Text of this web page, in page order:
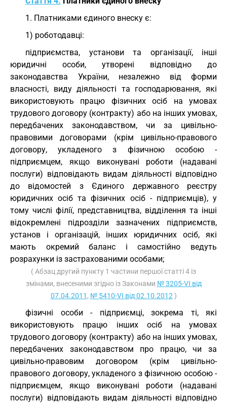
1. Платниками єдиного внеску є:
1) роботодавці:
підприємства, установи та організації, інші
юридичні особи, утворені відповідно до
законодавства України, незалежно від форми
власності, виду діяльності та господарювання, які
використовують працю фізичних осіб на умовах
трудового договору (контракту) або на інших умовах,
передбачених законодавством, чи за цивільно-
правовими договорами (крім цивільно-правового
договору, укладеного з фізичною особою -
підприємцем, якщо виконувані роботи (надавані
послуги) відповідають видам діяльності відповідно
до відомостей з Єдиного державного реєстру
юридичних осіб та фізичних осіб - підприємців), у
тому числі філії, представництва, відділення та інші
відокремлені підрозділи зазначених підприємств,
установ і організацій, інших юридичних осіб, які
мають окремий баланс і самостійно ведуть
розрахунки із застрахованими особами;
( Абзац другий пункту 1 частини першої статті 4 із
змінами, внесеними згідно із Законами № 3205-VI від
07.04.2011 , № 5410-VI від 02.10.2012 )
фізичні особи - підприємці, зокрема ті, які
використовують працю інших осіб на умовах
трудового договору (контракту) або на інших умовах,
передбачених законодавством про працю, чи за
цивільно-правовим договором (крім цивільно-
правового договору, укладеного з фізичною особою -
підприємцем, якщо виконувані роботи (надавані
послуги) відповідають видам діяльності відповідно